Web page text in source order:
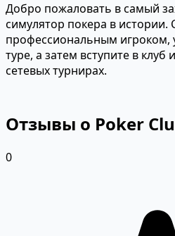
Добро пожаловать в самый
симулятор покера в истории.
профессиональным игроком,
туре, а затем вступите в клуб
сетевых турнирах.
Отзывы о Poker
0